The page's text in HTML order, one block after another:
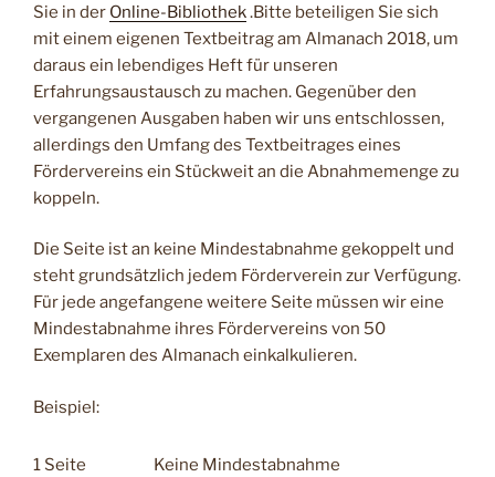
Sie in der Online-Bibliothek.Bitte beteiligen Sie sich
mit einem eigenen Textbeitrag am Almanach 2018, um
daraus ein lebendiges Heft für unseren
Erfahrungsaustausch zu machen. Gegenüber den
vergangenen Ausgaben haben wir uns entschlossen,
allerdings den Umfang des Textbeitrages eines
Fördervereins ein Stückweit an die Abnahmemenge zu
koppeln.
Die Seite ist an keine Mindestabnahme gekoppelt und
steht grundsätzlich jedem Förderverein zur Verfügung.
Für jede angefangene weitere Seite müssen wir eine
Mindestabnahme ihres Fördervereins von 50
Exemplaren des Almanach einkalkulieren.
Beispiel:
1 Seite Keine Mindestabnahme